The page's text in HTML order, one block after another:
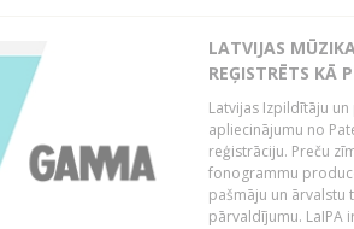
LATVIJAS
REĢISTRĒTS KĀ
Latvijas Izpildītāju
apliecinājumu no
reģistrāciju. Preču
fonogrammu
pašmāju un ārvalstu
pārvaldījumu. LaIPA